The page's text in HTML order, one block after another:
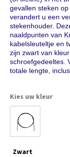
gevallen steken
verandert u een
stekenhouder.
naaldpunten van
kabelsleuteltje en
zijn zwart van
schroefgedeeltes.
totale lengte,
Kies uw kleur
Zwart